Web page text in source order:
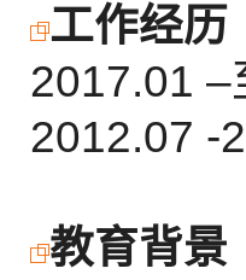
工作经历
2017.01 –
2012.07 -
教育背景